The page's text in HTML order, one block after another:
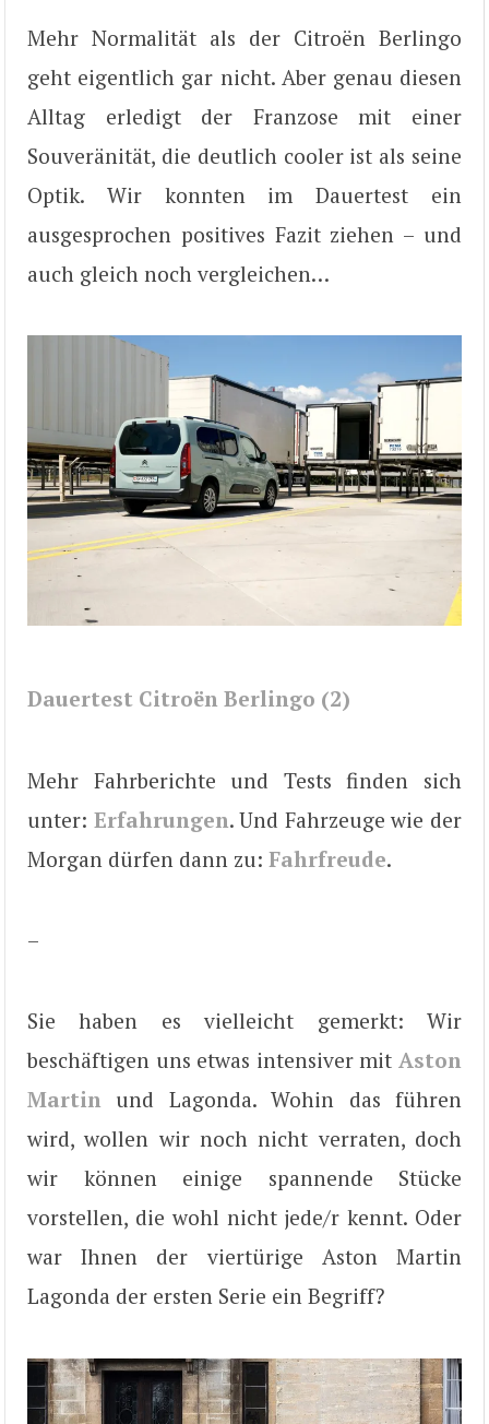
Mehr Normalität als der Citroën Berlingo
geht eigentlich gar nicht. Aber genau diesen
Alltag erledigt der Franzose mit einer
Souveränität, die deutlich cooler ist als seine
Optik. Wir konnten im Dauertest ein
ausgesprochen positives Fazit ziehen – und
auch gleich noch vergleichen…
Dauertest Citroën Berlingo (2)
Mehr Fahrberichte und Tests finden sich
unter: Erfahrungen. Und Fahrzeuge wie der
Morgan dürfen dann zu: Fahrfreude.
–
Sie haben es vielleicht gemerkt: Wir
beschäftigen uns etwas intensiver mit Aston
Martin und Lagonda. Wohin das führen
wird, wollen wir noch nicht verraten, doch
wir können einige spannende Stücke
vorstellen, die wohl nicht jede/r kennt. Oder
war Ihnen der viertürige Aston Martin
Lagonda der ersten Serie ein Begriff?